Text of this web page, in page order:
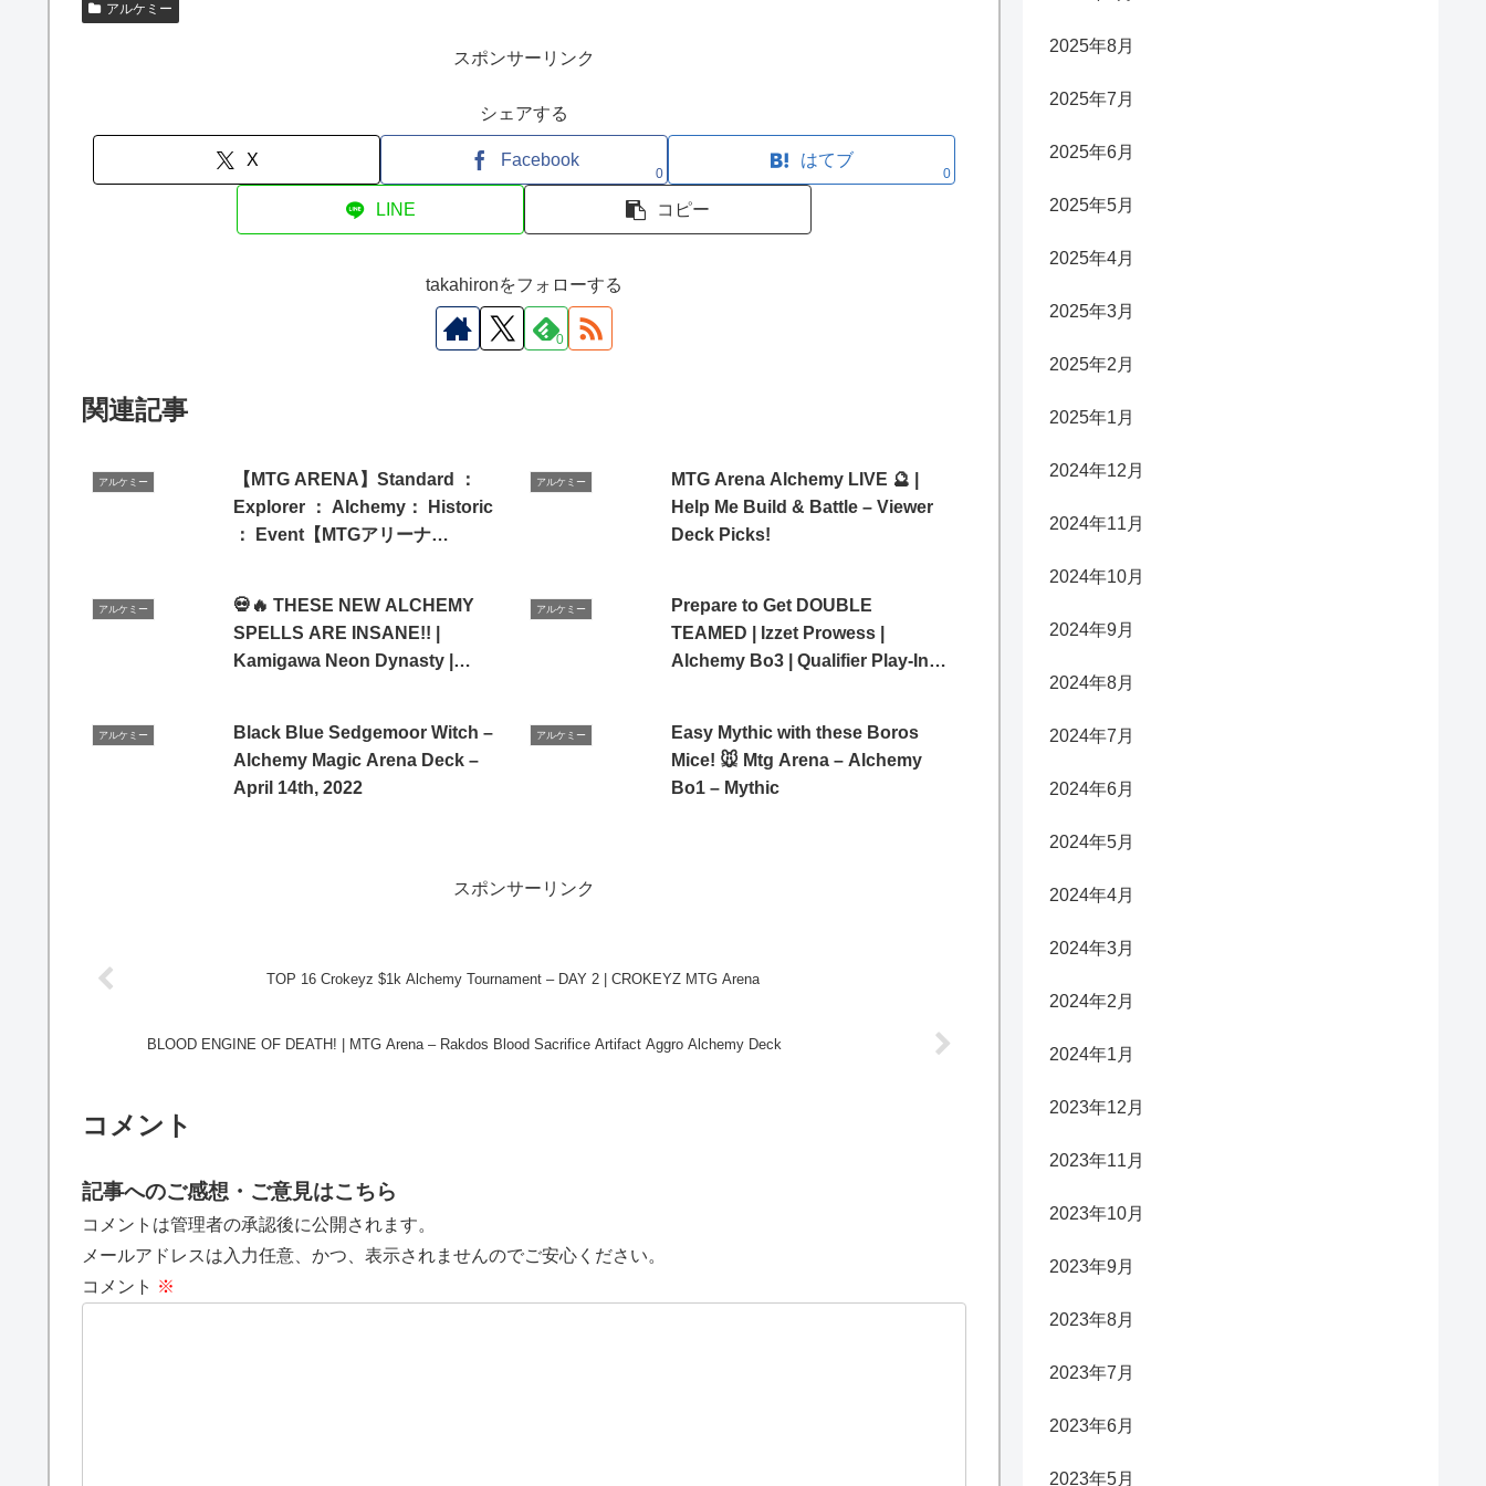
アルケミー
スポンサーリンク
シェアする
X Facebook
0
はてブ
0
LINE コピー
takahironをフォローする
0
関連記事
アルケミー
【MTG ARENA】Standard ：
Explorer ： Alchemy： Historic
： Event【MTGアリーナ
アルケミー
MTG Arena Alchemy LIVE 🔮 |
Help Me Build & Battle – Viewer
Deck Picks!
アルケミー
💀🔥 THESE NEW ALCHEMY
SPELLS ARE INSANE!! |
Kamigawa Neon Dynasty |
アルケミー
Prepare to Get DOUBLE
TEAMED | Izzet Prowess |
Alchemy Bo3 | Qualifier Play-In |
アルケミー
Black Blue Sedgemoor Witch –
Alchemy Magic Arena Deck –
April 14th, 2022
アルケミー
Easy Mythic with these Boros
Mice! 🐭 Mtg Arena – Alchemy
Bo1 – Mythic
スポンサーリンク
TOP 16 Crokeyz $1k Alchemy Tournament – DAY 2 | CROKEYZ MTG Arena
BLOOD ENGINE OF DEATH! | MTG Arena – Rakdos Blood Sacrifice Artifact Aggro Alchemy Deck
コメント
記事へのご感想・ご意見はこちら
コメントは管理者の承認後に公開されます。
メールアドレスは入力任意、かつ、表示されませんのでご安心ください。
コメント ※
2025年8月
2025年7月
2025年6月
2025年5月
2025年4月
2025年3月
2025年2月
2025年1月
2024年12月
2024年11月
2024年10月
2024年9月
2024年8月
2024年7月
2024年6月
2024年5月
2024年4月
2024年3月
2024年2月
2024年1月
2023年12月
2023年11月
2023年10月
2023年9月
2023年8月
2023年7月
2023年6月
2023年5月